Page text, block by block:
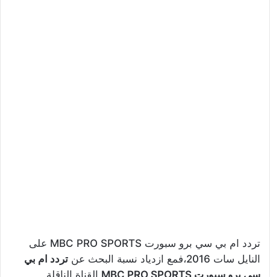
تردد ام بي سي برو سبورت MBC PRO SPORTS على
النايل سات 2016،فمع ازدياد نسبة البحث عن
تردد ام بي